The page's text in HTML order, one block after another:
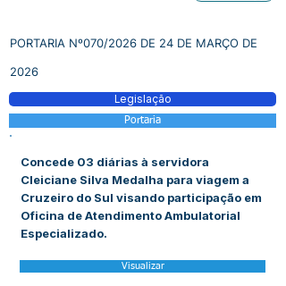
PORTARIA Nº070/2026 DE 24 DE MARÇO DE
2026
Legislação
Portaria
Concede 03 diárias à servidora
Cleiciane Silva Medalha para viagem a
Cruzeiro do Sul visando participação em
Oficina de Atendimento Ambulatorial
Especializado.
Visualizar